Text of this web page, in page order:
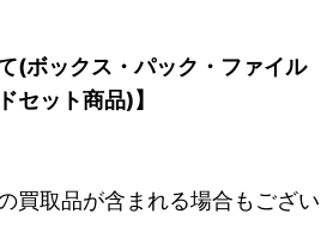
(ボックス・パック・ファイル
セット商品)】
買取品が含まれる場合もござい